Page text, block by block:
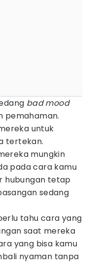
bad mood
pemahaman.
untuk
tertekan.
mungkin
pada cara kamu
hubungan tetap
sedang
tahu cara yang
saat mereka
yang bisa kamu
nyaman tanpa